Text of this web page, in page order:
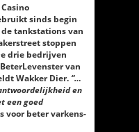
sinds begin
tankstations van
stoppen
drie bedrijven
van
Wakker Dier.“…
en
een goed
voor beter varkens-